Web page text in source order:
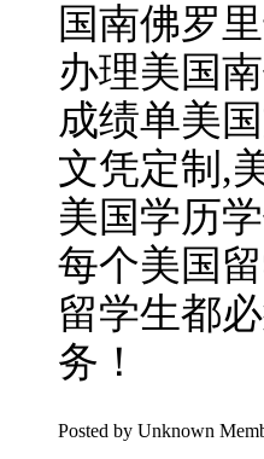
国南佛罗
办理美国
成绩单美
文凭定制,
美国学历
每个美国
留学生都
务！
Posted by Unknown